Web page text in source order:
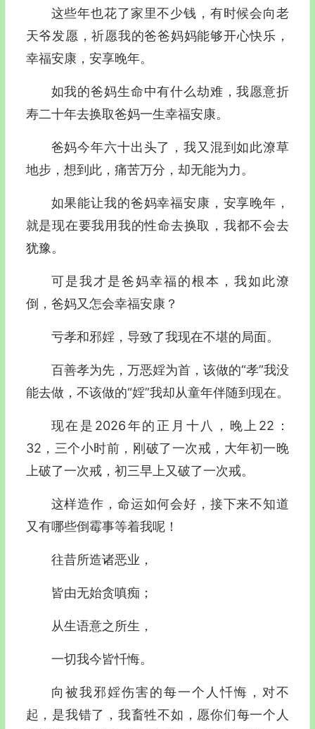
这些年也花了家里不少钱，有时候会向老
天爷发愿，祈愿我的爸爸妈妈能够开心快乐，
幸福安康，安享晚年。
如我的爸妈生命中有什么劫难，我愿意折
寿二十年去换取爸妈一生幸福安康。
爸妈今年六十出头了，我又混到如此潦草
地步，想到此，痛苦万分，却无能为力。
如果能让我的爸妈幸福安康，安享晚年，
就是现在要我用我的性命去换取，我都不会去
犹豫。
可是我才是爸妈幸福的根本，我如此潦
倒，爸妈又怎会幸福安康？
亏孝和邪婬，导致了我现在不堪的局面。
百善孝为先，万恶婬为首，该做的“孝”我没
能去做，不该做的“婬”我却从童年伴随到现在。
现在是2026年的正月十八，晚上22：
32，三个小时前，刚破了一次戒，大年初一晚
上破了一次戒，初三早上又破了一次戒。
这样造作，命运如何会好，接下来不知道
又有哪些倒霉事等着我呢！
往昔所造诸恶业，
皆由无始贪嗔痴；
从生语意之所生，
一切我今皆忏悔。
向被我邪婬伤害的每一个人忏悔，对不
起，是我错了，我畜牲不如，愿你们每一个人